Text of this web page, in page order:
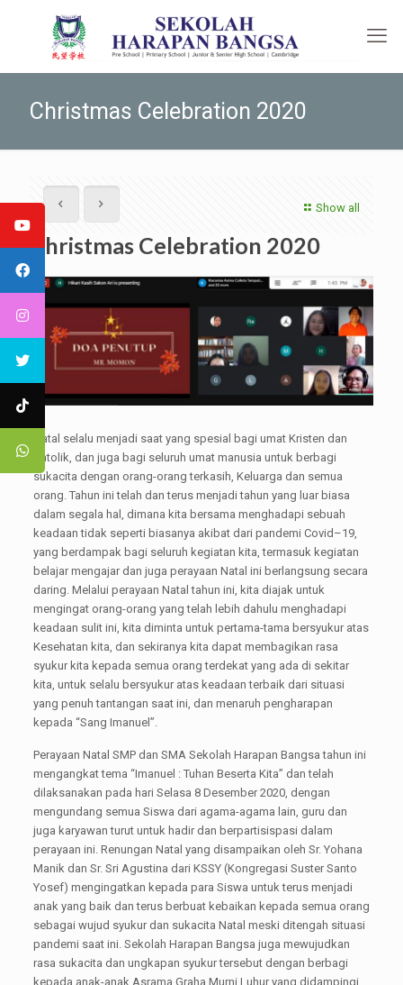
Christmas Celebration 2020
Show all
Christmas Celebration 2020
Natal selalu menjadi saat yang spesial bagi umat Kristen dan
Katolik, dan juga bagi seluruh umat manusia untuk berbagi
sukacita dengan orang-orang terkasih, Keluarga dan semua
orang. Tahun ini telah dan terus menjadi tahun yang luar biasa
dalam segala hal, dimana kita bersama menghadapi sebuah
keadaan tidak seperti biasanya akibat dari pandemi Covid–19,
yang berdampak bagi seluruh kegiatan kita, termasuk kegiatan
belajar mengajar dan juga perayaan Natal ini berlangsung secara
daring. Melalui perayaan Natal tahun ini, kita diajak untuk
mengingat orang-orang yang telah lebih dahulu menghadapi
keadaan sulit ini, kita diminta untuk pertama-tama bersyukur atas
Kesehatan kita, dan sekiranya kita dapat membagikan rasa
syukur kita kepada semua orang terdekat yang ada di sekitar
kita, untuk selalu bersyukur atas keadaan terbaik dari situasi
yang penuh tantangan saat ini, dan menaruh pengharapan
kepada “Sang Imanuel”.
Perayaan Natal SMP dan SMA Sekolah Harapan Bangsa tahun ini
mengangkat tema “Imanuel : Tuhan Beserta Kita” dan telah
dilaksanakan pada hari Selasa 8 Desember 2020, dengan
mengundang semua Siswa dari agama-agama lain, guru dan
juga karyawan turut untuk hadir dan berpartisispasi dalam
perayaan ini. Renungan Natal yang disampaikan oleh Sr. Yohana
Manik dan Sr. Sri Agustina dari KSSY (Kongregasi Suster Santo
Yosef) mengingatkan kepada para Siswa untuk terus menjadi
anak yang baik dan terus berbuat kebaikan kepada semua orang
sebagai wujud syukur dan sukacita Natal meski ditengah situasi
pandemi saat ini. Sekolah Harapan Bangsa juga mewujudkan
rasa sukacita dan ungkapan syukur tersebut dengan berbagi
kepada anak-anak Asrama Graha Murni Luhur yang didampingi